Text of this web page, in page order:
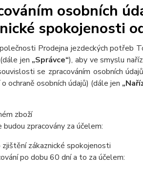
osobních
spokojenosti
Prodejna jezdeckých potřeb
jen „Správce“), aby ve smyslu
se zpracováním osobních
ochraně osobních údajů) (dále jen
zboží
zpracovány za účelem:
zákaznické spokojenosti
po dobu 60 dní a to za účelem: